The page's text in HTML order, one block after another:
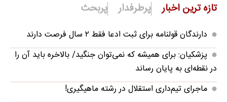
تازه ترین اخبار پرطرفدار پربحث
دارندگان قولنامه برای ثبت ادعا فقط ۲ سال فرصت دارند
پزشکیان: برای همیشه که نمی‌توان جنگید/ بالاخره باید آن را
در نقطه‌ای به پایان رساند
ماجرای تیم‌داری استقلال در رشته ماهیگیری!